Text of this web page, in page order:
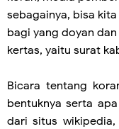
sebagainya, bisa
bagi yang doyan
kertas, yaitu surat
Bicara tentang
bentuknya serta
dari situs wikipedia,